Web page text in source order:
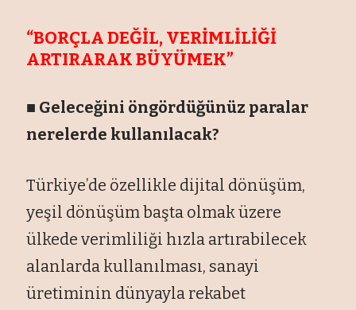
“BORÇLA DEĞİL, VERİMLİLİĞİ
ARTIRARAK BÜYÜMEK”
■ Geleceğini öngördüğünüz paralar
nerelerde kullanılacak?
Türkiye’de özellikle dijital dönüşüm,
yeşil dönüşüm başta olmak üzere
ülkede verimliliği hızla artırabilecek
alanlarda kullanılması, sanayi
üretiminin dünyayla rekabet